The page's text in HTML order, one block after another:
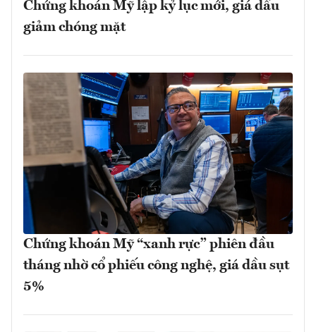
Chứng khoán Mỹ lập kỷ lục mới, giá dầu
giảm chóng mặt
Chứng khoán Mỹ “xanh rực” phiên đầu
tháng nhờ cổ phiếu công nghệ, giá dầu sụt
5%